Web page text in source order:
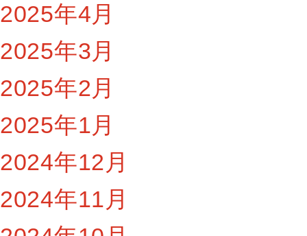
2025年4月
2025年3月
2025年2月
2025年1月
2024年12月
2024年11月